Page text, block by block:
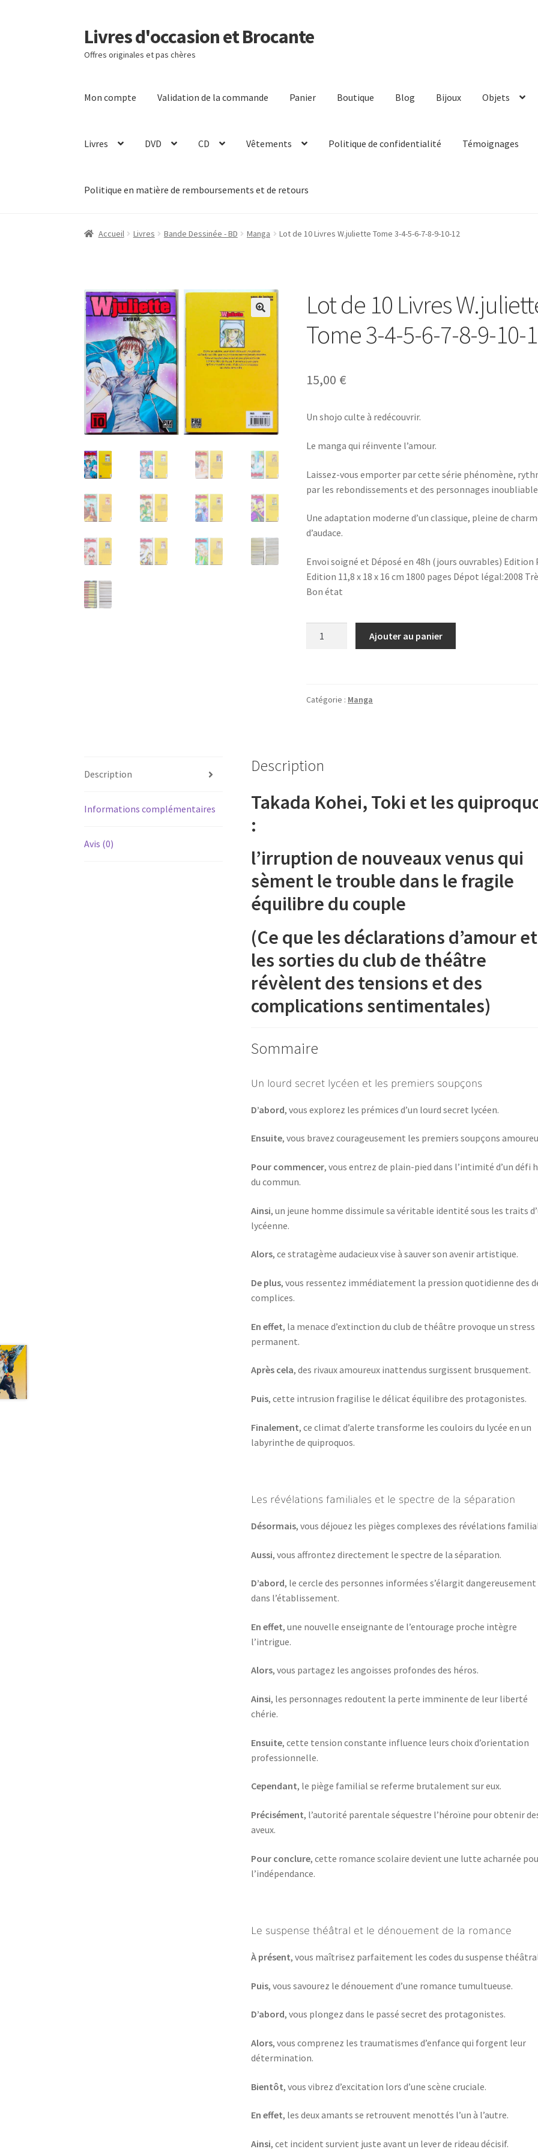
Aller
à
la
Aller
au
contenu
Livres d'occasion et Brocante
Offres originales et pas chères
Mon compte Validation de la commande Panier Boutique Blog Bijoux Objets
Livres DVD CD Vêtements Politique de confidentialité Témoignages
Politique en matière de remboursements et de retours
Accueil Livres Bande Dessinée - BD Manga Lot de 10 Livres W.juliette Tome 3-4-5-6-7-8-9-10-12
Lot de 10 Livres
Tome 3-4-5-6-7-8-9-10-
15,00 €
Un shojo culte à redécouvrir.
Le manga qui réinvente l’amour.
Laissez-vous emporter par cette série phénomène,
par les rebondissements et des personnages
Une adaptation moderne d’un classique, pleine de
d’audace.
Envoi soigné et Déposé en 48h (jours ouvrables) Edition
Edition 11,8 x 18 x 16 cm 1800 pages Dépot légal:2008
Bon état
Livres
4-
7-
10-
Ajouter au panier
Catégorie : Manga
Description
Informations complémentaires
Avis (0)
Description
Takada Kohei, Toki et les
:
l’irruption de nouveaux venus qui
sèment le trouble dans le fragile
équilibre du couple
(Ce que les déclarations d’amour et
les sorties du club de théâtre
révèlent des tensions et des
complications sentimentales)
Sommaire
Un lourd secret lycéen et les premiers soupçons
D’abord, vous explorez les prémices d’un lourd secret lycéen.
Ensuite, vous bravez courageusement les premiers soupçons
Pour commencer, vous entrez de plain-pied dans l’intimité d’un défi
du commun.
Ainsi, un jeune homme dissimule sa véritable identité sous les traits
lycéenne.
Alors, ce stratagème audacieux vise à sauver son avenir artistique.
De plus, vous ressentez immédiatement la pression quotidienne des
complices.
En effet, la menace d’extinction du club de théâtre provoque un stress
permanent.
Après cela, des rivaux amoureux inattendus surgissent brusquement.
Puis, cette intrusion fragilise le délicat équilibre des protagonistes.
Finalement, ce climat d’alerte transforme les couloirs du lycée en un
labyrinthe de quiproquos.
Les révélations familiales et le spectre de la séparation
Désormais, vous déjouez les pièges complexes des révélations
Aussi, vous affrontez directement le spectre de la séparation.
D’abord, le cercle des personnes informées s’élargit dangereusement
dans l’établissement.
En effet, une nouvelle enseignante de l’entourage proche intègre
l’intrigue.
Alors, vous partagez les angoisses profondes des héros.
Ainsi, les personnages redoutent la perte imminente de leur liberté
chérie.
Ensuite, cette tension constante influence leurs choix d’orientation
professionnelle.
Cependant, le piège familial se referme brutalement sur eux.
Précisément, l’autorité parentale séquestre l’héroïne pour obtenir
aveux.
Pour conclure, cette romance scolaire devient une lutte acharnée
l’indépendance.
Le suspense théâtral et le dénouement de la romance
À présent, vous maîtrisez parfaitement les codes du suspense
Puis, vous savourez le dénouement d’une romance tumultueuse.
D’abord, vous plongez dans le passé secret des protagonistes.
Alors, vous comprenez les traumatismes d’enfance qui forgent leur
détermination.
Bientôt, vous vibrez d’excitation lors d’une scène cruciale.
En effet, les deux amants se retrouvent menottés l’un à l’autre.
Ainsi, cet incident survient juste avant un lever de rideau décisif.